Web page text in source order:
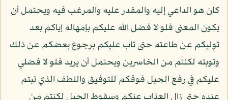
كان هو الداعي إليه والمقدر عليه والمرغب فيه ويحتمل أن
يكون المعنى فلو لا فضل الله عليكم بإمهاله إياكم بعد
توليكم عن طاعته حتى تاب عليكم برجوع بعضكم عن ذلك
وتوبته لكنتم من الخاسرين ويحتمل أن يريد فلو لا فضلي
عليكم في رفع الجبل فوقكم للتوفيق واللطف الذي تبتم
عنده حتى زال العذاب عنكم وسقوط الجبل لكنتم من